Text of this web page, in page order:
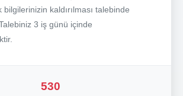
kaldırılması talebinde
3 iş günü içinde
530